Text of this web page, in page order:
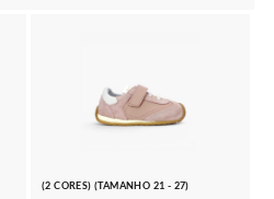
(2 CORES) (TAMANHO 21 - 27)